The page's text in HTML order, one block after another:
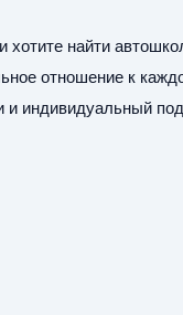
хотите найти
отношение к
и индивидуальный